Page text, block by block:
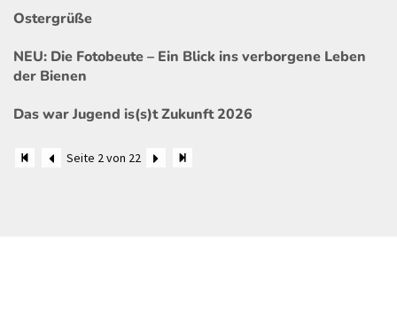
Ostergrüße
NEU: Die Fotobeute – Ein Blick ins verborgene Leben
der Bienen
Das war Jugend is(s)t Zukunft 2026
Seite 2 von 22